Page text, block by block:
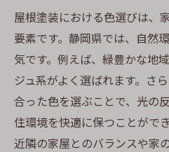
屋根塗装における色選びは、
要素です。静岡県では、自然
気です。例えば、緑豊かな地
ジュ系がよく選ばれます。さ
合った色を選ぶことで、光の
住環境を快適に保つことがで
近隣の家屋とのバランスや家